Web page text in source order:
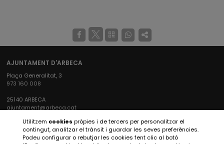
AJUNTAMENT D'ARBECA
Plaça Generalitat, 3
973 160 008
25140 ARBECA
ajuntament@arbeca.cat
XARXES SOCIALS AJUNTAMENT
Utilitzem cookies pròpies i de tercers per personalitzar el
contingut, analitzar el trànsit i guardar les seves preferències.
Podeu configurar o rebutjar les cookies fent clic al botó